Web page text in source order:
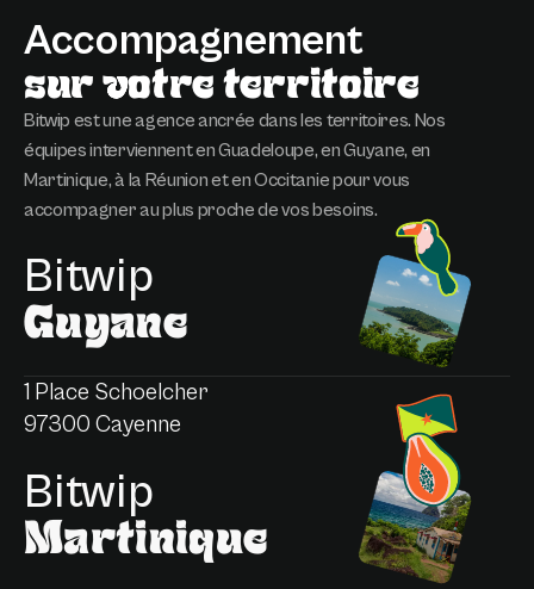
Accompagnement
sur votre territoire
Bitwip est une agence ancrée dans les territoires. Nos
équipes interviennent en Guadeloupe, en Guyane, en
Martinique, à la Réunion et en Occitanie pour vous
accompagner au plus proche de vos besoins.
Bitwip
Guyane
1 Place Schoelcher
97300 Cayenne
Bitwip
Martinique